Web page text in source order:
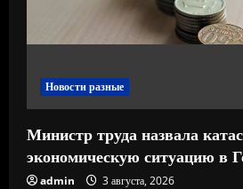
и
Новости разные
Министр труда назвала
экономическую ситуацию в
admin 3 августа, 2026